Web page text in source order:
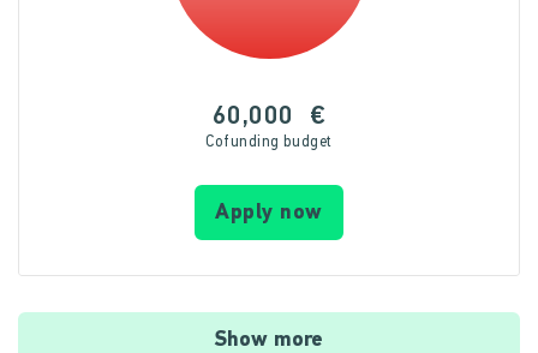
60,000 €
Cofunding budget
Apply now
Show more